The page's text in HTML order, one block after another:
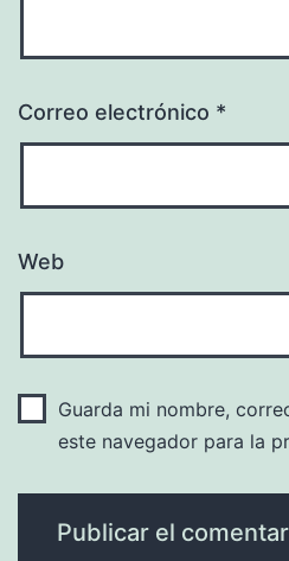
Correo electrónico *
Web
Guarda mi nombre,
este navegador para la